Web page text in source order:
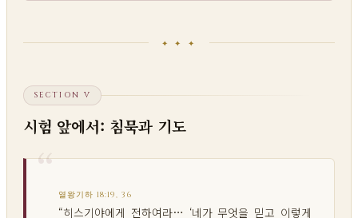
✦ ✦ ✦
SECTION V
시험 앞에서: 침묵과 기도
열왕기하 18:19, 36
“히스기야에게 전하여라… ‘네가 무엇을 믿고 이렇게